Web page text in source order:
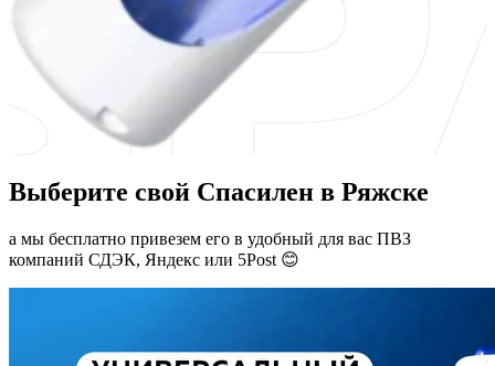
Выберите свой Спасилен в Ряжске
а мы бесплатно привезем его в удобный для вас ПВЗ
компаний СДЭК, Яндекс или 5Post 😊